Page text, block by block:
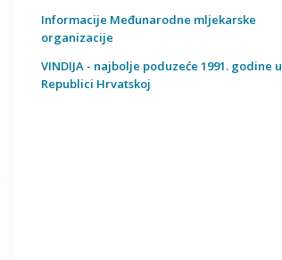
Informacije Međunarodne mljekarske
organizacije
VINDIJA - najbolje poduzeće 1991. godine u
Republici Hrvatskoj